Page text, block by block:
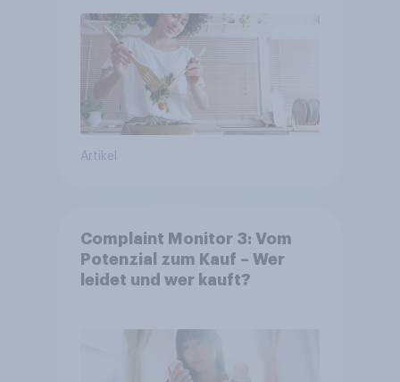
Artikel
Complaint Monitor 3: Vom
Potenzial zum Kauf – Wer
leidet und wer kauft?